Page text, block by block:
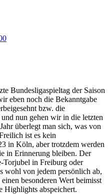
Bundesligaspieltag der Saison
eben noch die Bekanntgabe
bzw. die
nun gehen wir in die letzten
überlegt man sich, was von
ist es kein
in Köln, aber trotzdem werden
in Erinnerung bleiben. Der
in Freiburg oder
wohl von jedem persönlich ab,
besonderen Wert beimisst
Highlights abspeichert.